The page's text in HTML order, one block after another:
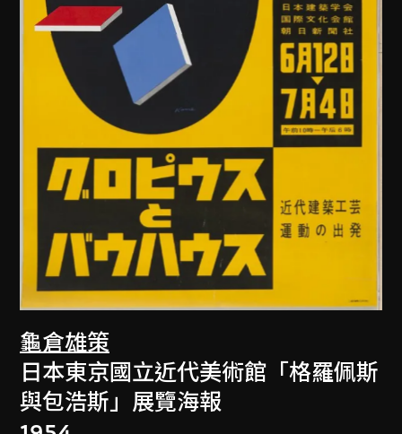
龜倉雄策
日本東京國立近代美術館「格羅佩斯
與包浩斯」展覽海報